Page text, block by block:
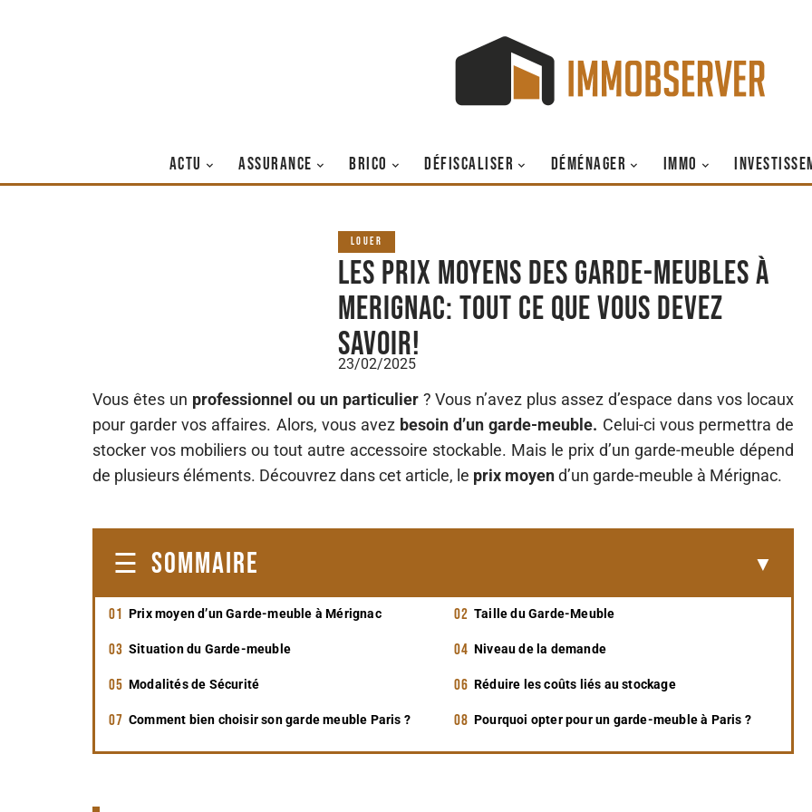
ACTU ASSURANCE BRICO DÉFISCALISER DÉMÉNAGER IMMO
LOUER
Les prix moyens des garde-meubles à
merignac: tout ce que vous devez
savoir!
23/02/2025
Vous êtes un professionnel ou un particulier ? Vous n’avez plus assez d’espace dans vos locaux
pour garder vos affaires. Alors, vous avez besoin d’un garde-meuble. Celui-ci vous permettra de
stocker vos mobiliers ou tout autre accessoire stockable. Mais le prix d’un garde-meuble dépend
de plusieurs éléments. Découvrez dans cet article, le prix moyend’un garde-meuble à Mérignac.
SOMMAIRE
Prix moyen d’un Garde-meuble à Mérignac Taille du Garde-Meuble
Situation du Garde-meuble Niveau de la demande
Modalités de Sécurité Réduire les coûts liés au stockage
Comment bien choisir son garde meuble Paris ? Pourquoi opter pour un garde-meuble à Paris ?